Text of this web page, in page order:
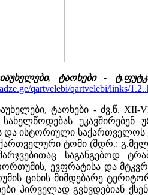
ტაოხები -
qartvelebi/qartvelebi/links/
ტაოხები - ძვ.წ.
სახელწოდებას
და ისტორიული
ტომი (შდრ.:
საგანგებოდ
ევფრატისა და
ციხის მიმდებარე
პირველად გვხვდებიან